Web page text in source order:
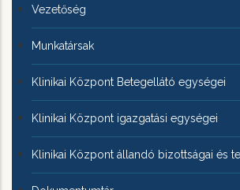
Vezetőség
Munkatársak
Klinikai Központ Betegellátó egységei
Klinikai Központ igazgatási egységei
Klinikai Központ állandó bizottságai és